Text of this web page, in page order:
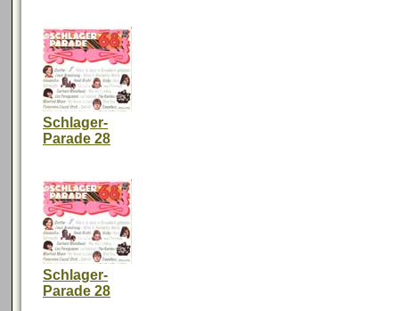
Schlager-
Parade 28
Schlager-
Parade 28